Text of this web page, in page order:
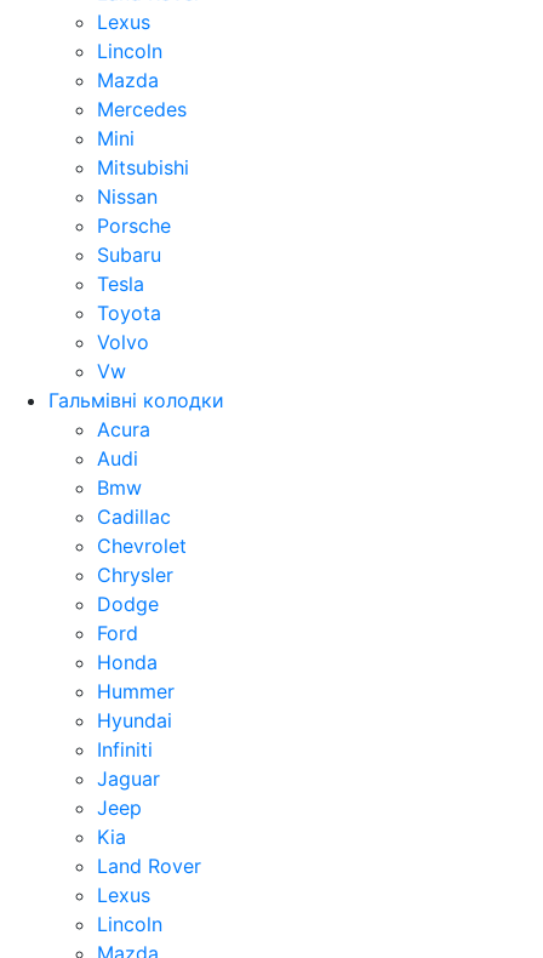
Lexus
Lincoln
Mazda
Mercedes
Mini
Mitsubishi
Nissan
Porsche
Subaru
Tesla
Toyota
Volvo
Vw
Гальмівні колодки
Acura
Audi
Bmw
Cadillac
Chevrolet
Chrysler
Dodge
Ford
Honda
Hummer
Hyundai
Infiniti
Jaguar
Jeep
Kia
Land Rover
Lexus
Lincoln
Mazda